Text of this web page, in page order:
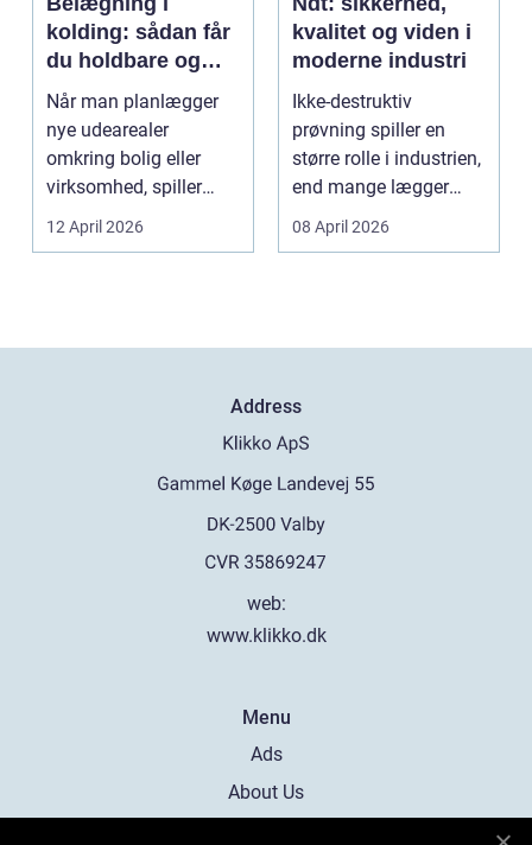
kolding: sådan får
du holdbare og
flotte udearealer
Når man planlægger
nye udearealer
omkring bolig eller
virksomhed, spiller
belægningen en helt
centra...
12 April 2026
kvalitet og viden i
moderne industri
Ikke-destruktiv
prøvning spiller en
større rolle i industrien,
end mange lægger
mærke til i hverdage...
08 April 2026
Address
web:
www.klikko.dk
Menu
Ads
About Us